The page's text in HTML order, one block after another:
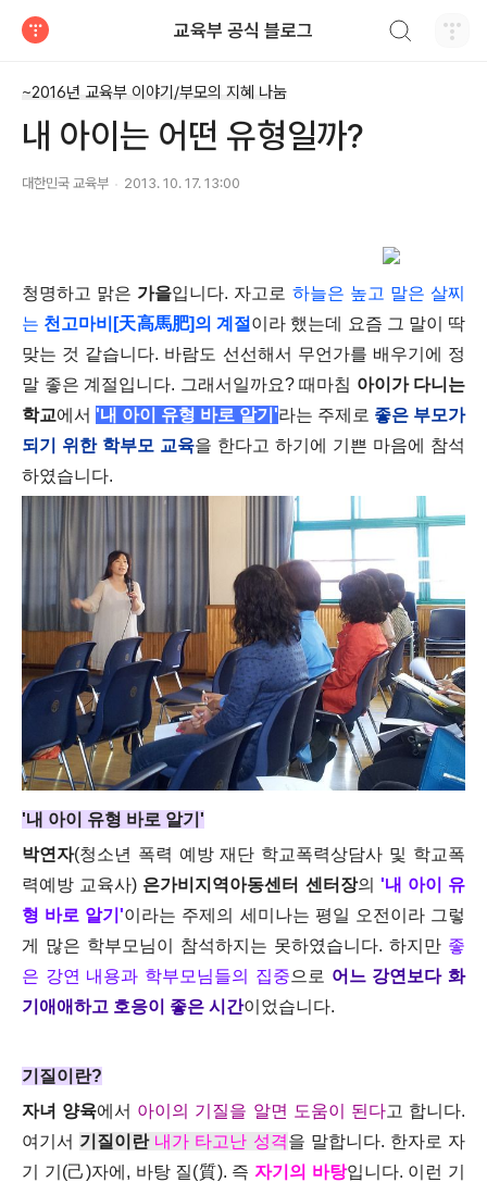
교육부 공식 블로그
~2016년 교육부 이야기/부모의 지혜 나눔
내 아이는 어떤 유형일까?
대한민국 교육부 2013. 10. 17. 13:00
청명하고 맑은 가을입니다. 자고로 하늘은 높고 말은 살찌
는 천고마비[天高馬肥]의 계절 이라 했는데 요즘 그 말이 딱
맞는 것 같습니다. 바람도 선선해서 무언가를 배우기에 정
말 좋은 계절입니다. 그래서일까요? 때마침 아이가 다니는
학교에서 '내 아이 유형 바로 알기'라는 주제로 좋은 부모가
되기 위한 학부모 교육을 한다고 하기에 기쁜 마음에 참석
하였습니다.
'내 아이 유형 바로 알기'
박연자(청소년 폭력 예방 재단 학교폭력상담사 및 학교폭
력예방 교육사) 은가비지역아동센터 센터장의 '내 아이 유
형 바로 알기'이라는 주제의 세미나는 평일 오전이라 그렇
게 많은 학부모님이 참석하지는 못하였습니다. 하지만 좋
은 강연 내용과 학부모님들의 집중으로 어느 강연보다 화
기애애하고 호응이 좋은 시간이었습니다.
기질이란?
자녀 양육에서 아이의 기질을 알면 도움이 된다고 합니다.
여기서 기질이란 내가 타고난 성격을 말합니다. 한자로 자
기 기(己)자에, 바탕 질(質). 즉 자기의 바탕입니다. 이런 기